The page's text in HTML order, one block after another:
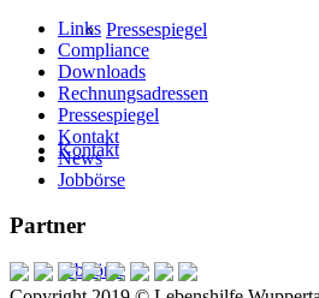
Pressespiegel
Kontakt
Jobbörse
Links
Compliance
Downloads
Rechnungsadressen
Pressespiegel
Kontakt
News
Jobbörse
Partner